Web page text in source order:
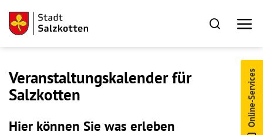
Online-Services
Veranstaltungskalender für
Salzkotten
Hier können Sie was erleben